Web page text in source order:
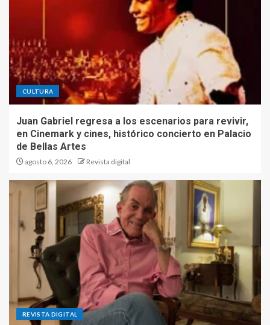
CULTURA
Juan Gabriel regresa a los escenarios para revivir,
en Cinemark y cines, histórico concierto en Palacio
de Bellas Artes
agosto 6, 2026 Revista digital
REVISTA DIGITAL